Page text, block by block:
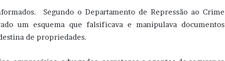
Segundo o Departamento de Repressão ao Crime
um esquema que falsificava e manipulava documentos
de propriedades.